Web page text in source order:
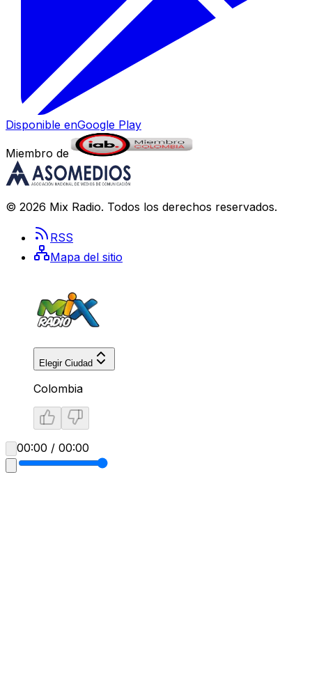
Disponible enGoogle Play
Miembro de
© 2026 Mix Radio. Todos los derechos reservados.
RSS
Mapa del sitio
Elegir Ciudad
Colombia
00:00 / 00:00